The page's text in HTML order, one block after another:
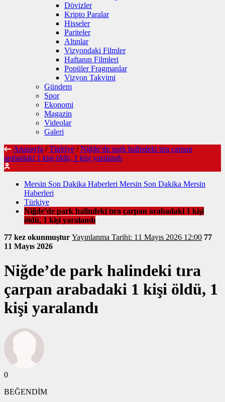
Dövizler
Kripto Paralar
Hisseler
Pariteler
Altınlar
Vizyondaki Filmler
Haftanın Filmleri
Popüler Fragmanlar
Vizyon Takvimi
Gündem
Spor
Ekonomi
Magazin
Videolar
Galeri
Anasayfa / Türkiye / Niğde’de park halindeki tıra çarpan
arabadaki 1 kişi öldü, 1 kişi yaralandı
Mersin Son Dakika Haberleri Mersin Son Dakika Mersin
Haberleri
Türkiye
Niğde’de park halindeki tıra çarpan arabadaki 1 kişi
öldü, 1 kişi yaralandı
77 kez okunmuştur
Yayınlanma Tarihi: 11 Mayıs 2026 12:00 77
11 Mayıs 2026
Niğde’de park halindeki tıra
çarpan arabadaki 1 kişi öldü, 1
kişi yaralandı
0
BEĞENDİM